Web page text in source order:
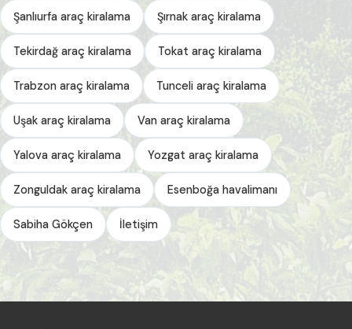
Şanlıurfa araç kiralama Şırnak araç kiralama
Tekirdağ araç kiralama Tokat araç kiralama
Trabzon araç kiralama Tunceli araç kiralama
Uşak araç kiralama Van araç kiralama
Yalova araç kiralama Yozgat araç kiralama
Zonguldak araç kiralama Esenboğa havalimanı
Sabiha Gökçen İletişim